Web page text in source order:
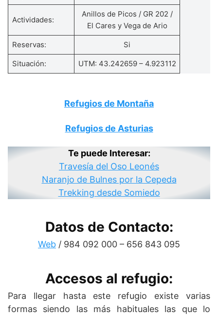
Actividades:
Anillos de Picos / GR 202 /
El Cares y Vega de Ario
Reservas: Si
Situación: UTM: 43.242659 – 4.923112
Refugios de Montaña
Refugios de Asturias
Te puede Interesar:
Travesía del Oso Leonés
Naranjo de Bulnes por la Cepeda
Trekking desde Somiedo
Datos de Contacto:
Web / 984 092 000 – 656 843 095
Accesos al refugio:
Para llegar hasta este refugio existe varias
formas siendo las más habituales las que lo